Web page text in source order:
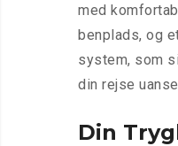
med
benplads, og
system, som
din rejse
Din